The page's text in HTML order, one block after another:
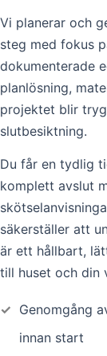
Vi planerar och
steg med fokus
dokumenterade
planlösning,
projektet blir
slutbesiktning.
Du får en tydlig
komplett avslut
säkerställer att
är ett hållbart,
till huset och din
✓ Genomgång
innan start